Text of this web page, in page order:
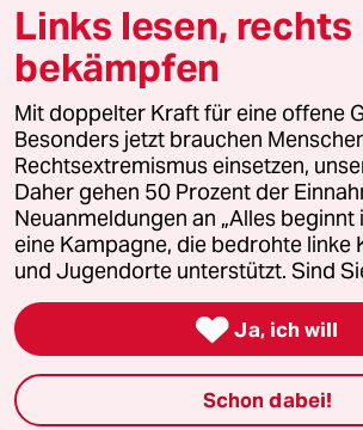
© 2026 taz Verlags und Vertriebs GmbH
Alle Rechte vorbehalten. Bei rechtlichen Fragen
wenden Sie sich bitte an
lizenzen@taz.de
Feedback Redaktionsstatut
Leitlinie Informant Datenschutz
Seitenwende Einwilligungen
Links lesen, rechts
bekämpfen
Mit doppelter Kraft für eine offene
Besonders jetzt brauchen
Rechtsextremismus einsetzen,
Daher gehen 50 Prozent der
Neuanmeldungen an „Alles beginnt
eine Kampagne, die bedrohte linke
und Jugendorte unterstützt. Sind
 Ja, ich will
Schon dabei!